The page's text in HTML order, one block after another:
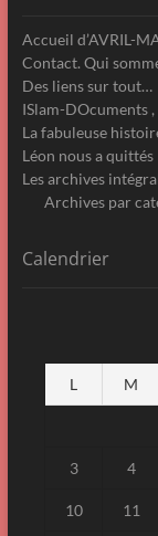
Accueil d’AVRIL-
Contact. Qui
Des liens sur tout…
ISlam-DOcuments
La fabuleuse
Léon nous a quittés
Les archives
Archives par
Calendrier
L M
3 4
10 11